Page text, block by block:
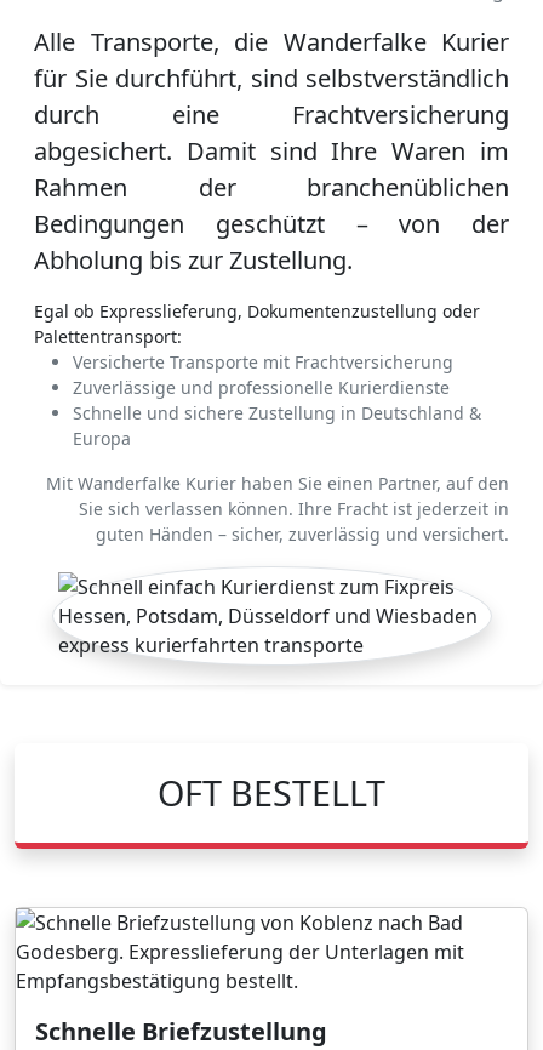
Alle Transporte, die Wanderfalke Kurier
für Sie durchführt, sind selbstverständlich
durch eine Frachtversicherung
abgesichert. Damit sind Ihre Waren im
Rahmen der branchenüblichen
Bedingungen geschützt – von der
Abholung bis zur Zustellung.
Egal ob Expresslieferung, Dokumentenzustellung oder
Palettentransport:
Versicherte Transporte mit Frachtversicherung
Zuverlässige und professionelle Kurierdienste
Schnelle und sichere Zustellung in Deutschland &
Europa
Mit Wanderfalke Kurier haben Sie einen Partner, auf den
Sie sich verlassen können. Ihre Fracht ist jederzeit in
guten Händen – sicher, zuverlässig und versichert.
OFT BESTELLT
Schnelle Briefzustellung